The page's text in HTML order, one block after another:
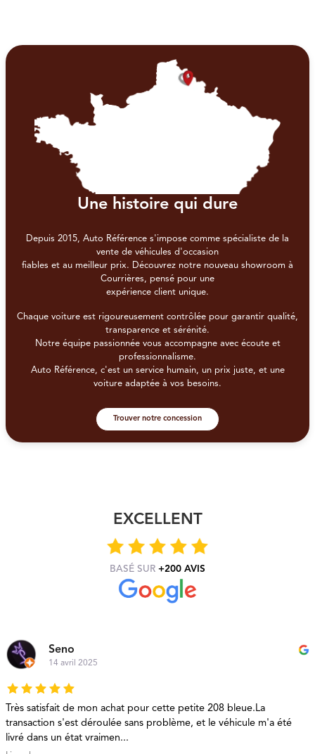
Une histoire qui dure
Depuis 2015, Auto Référence s'impose comme spécialiste de la
vente de véhicules d'occasion
fiables et au meilleur prix. Découvrez notre nouveau showroom à
Courrières, pensé pour une
expérience client unique.
Chaque voiture est rigoureusement contrôlée pour garantir qualité,
transparence et sérénité.
Notre équipe passionnée vous accompagne avec écoute et
professionnalisme.
Auto Référence, c'est un service humain, un prix juste, et une
voiture adaptée à vos besoins.
Trouver notre concession
EXCELLENT
BASÉ SUR +200 AVIS
Seno
14 avril 2025
Très satisfait de mon achat pour cette petite 208 bleue.La
transaction s'est déroulée sans problème, et le véhicule m'a été
livré dans un état vraimen...